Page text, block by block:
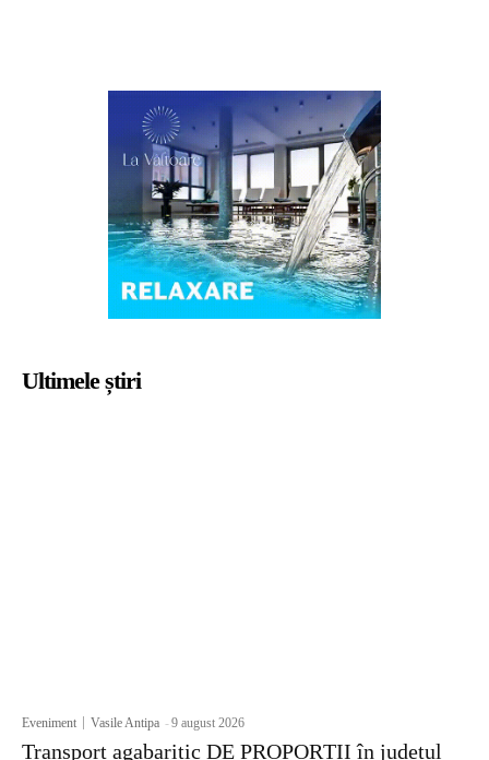
Ultimele știri
Eveniment Vasile Antipa -9 august 2026
Transport agabaritic DE PROPORȚII în județul